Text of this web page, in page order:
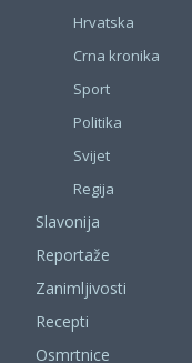
Hrvatska
Crna kronika
Sport
Politika
Svijet
Regija
Slavonija
Reportaže
Zanimljivosti
Recepti
Osmrtnice